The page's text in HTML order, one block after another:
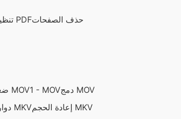
تنظيم ملف PDFحذف الصفحات
ضغط MOV1 - MOV
دمج MOV
دوار MKV
إعادة الحجم MKV